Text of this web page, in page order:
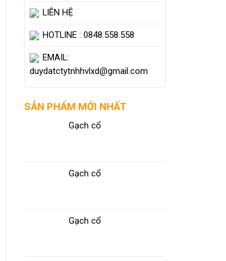
LIÊN HỆ
HOTLINE : 0848.558.558
EMAIL:
duydatctytnhhvlxd@gmail.com
SẢN PHẨM MỚI NHẤT
Gạch cổ
Gạch cổ
Gạch cổ